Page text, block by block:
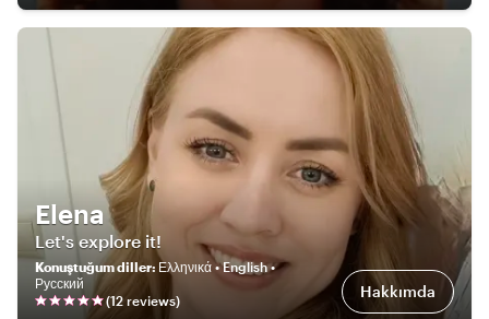
Elena
Let's explore it!
Konuştuğum diller: Ελληνικά • English •
Русский
(12 reviews) Hakkımda